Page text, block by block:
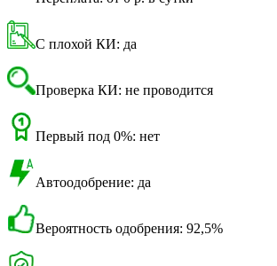
С плохой КИ: да
Проверка КИ: не проводится
Первый под 0%: нет
Автоодобрение: да
Вероятность одобрения: 92,5%